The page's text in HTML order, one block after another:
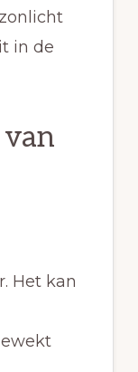
in de
van
Het kan